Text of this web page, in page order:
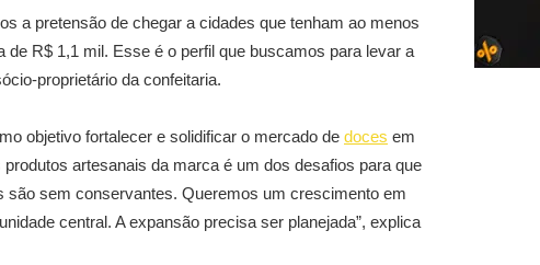
a pretensão de chegar a cidades que tenham ao menos
de R$ 1,1 mil. Esse é o perfil que buscamos para levar a
proprietário da confeitaria.
objetivo fortalecer e solidificar o mercado de doces em
artesanais da marca é um dos desafios para que
são sem conservantes. Queremos um crescimento em
central. A expansão precisa ser planejada”, explica